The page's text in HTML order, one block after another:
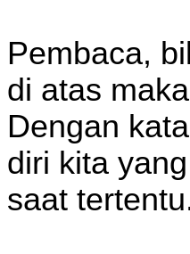
Pembaca,
di atas
Dengan
diri kita
saat